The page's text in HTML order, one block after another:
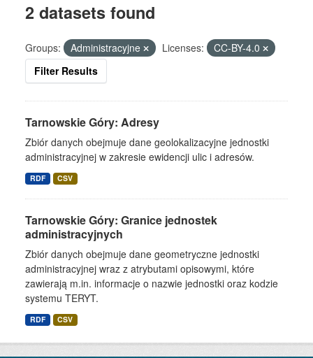
2 datasets found
Groups: Administracyjne Licenses:
CC-BY-4.0
Filter Results
Tarnowskie Góry: Adresy
Zbiór danych obejmuje dane geolokalizacyjne jednostki
administracyjnej w zakresie ewidencji ulic i adresów.
RDF CSV
Tarnowskie Góry: Granice jednostek
administracyjnych
Zbiór danych obejmuje dane geometryczne jednostki
administracyjnej wraz z atrybutami opisowymi, które
zawierają m.in. informacje o nazwie jednostki oraz kodzie
systemu TERYT.
RDF CSV